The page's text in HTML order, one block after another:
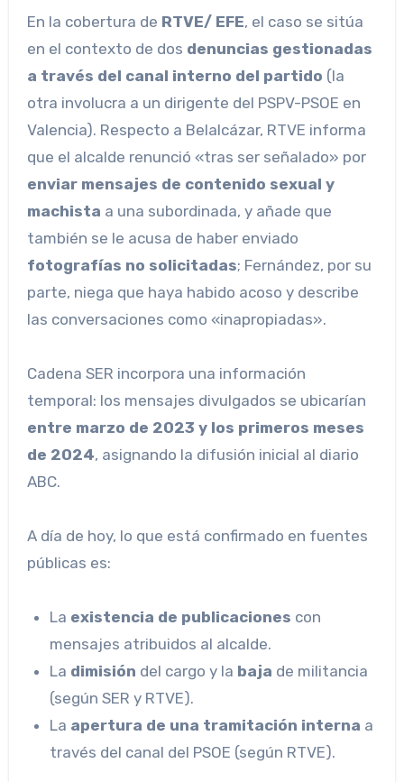
En la cobertura de RTVE/ EFE, el caso se sitúa
en el contexto de dos denuncias gestionadas
a través del canal interno del partido (la
otra involucra a un dirigente del PSPV-PSOE en
Valencia). Respecto a Belalcázar, RTVE informa
que el alcalde renunció «tras ser señalado» por
enviar mensajes de contenido sexual y
machista a una subordinada, y añade que
también se le acusa de haber enviado
fotografías no solicitadas; Fernández, por su
parte, niega que haya habido acoso y describe
las conversaciones como «inapropiadas».
Cadena SER incorpora una información
temporal: los mensajes divulgados se ubicarían
entre marzo de 2023 y los primeros meses
de 2024, asignando la difusión inicial al diario
ABC.
A día de hoy, lo que está confirmado en fuentes
públicas es:
La existencia de publicaciones con
mensajes atribuidos al alcalde.
La dimisión del cargo y la baja de militancia
(según SER y RTVE).
La apertura de una tramitación interna a
través del canal del PSOE (según RTVE).